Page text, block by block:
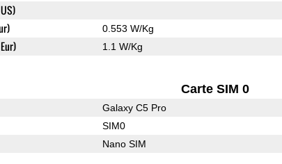
0.553 W/Kg
1.1 W/Kg
Carte SIM 0
Galaxy C5 Pro
SIM0
Nano SIM